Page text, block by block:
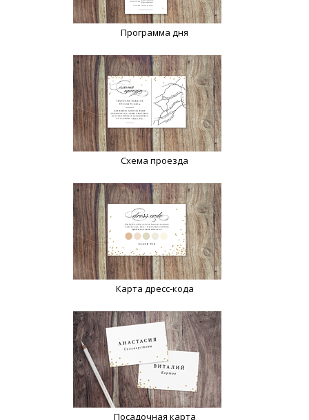
Программа дня
Схема проезда
Карта дресс-кода
Посадочная карта